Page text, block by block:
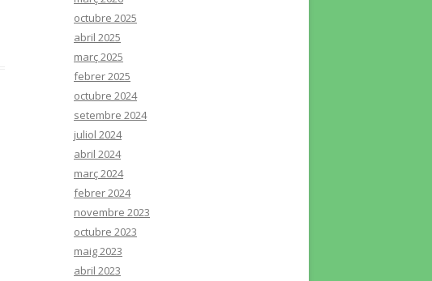
octubre 2025
abril 2025
març 2025
febrer 2025
octubre 2024
setembre 2024
juliol 2024
abril 2024
març 2024
febrer 2024
novembre 2023
octubre 2023
maig 2023
abril 2023